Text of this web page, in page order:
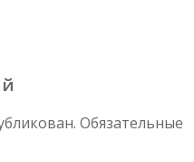
Обязательные